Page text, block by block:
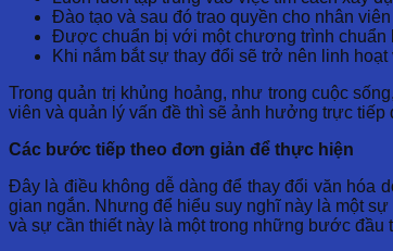
Đào tạo và sau đó trao quyền cho nhân
Được chuẩn bị với một chương trình chuẩn
Khi nắm bắt sự thay đổi sẽ trở nên linh
Trong quản trị khủng hoảng, như trong cuộc
viên và quản lý vấn đề thì sẽ ảnh hưởng trực
Các bước tiếp theo đơn giản để thực hiện
Đây là điều không dễ dàng để thay đổi văn hóa
gian ngắn. Nhưng để hiểu suy nghĩ này là một
và sự cần thiết này là một trong những bước